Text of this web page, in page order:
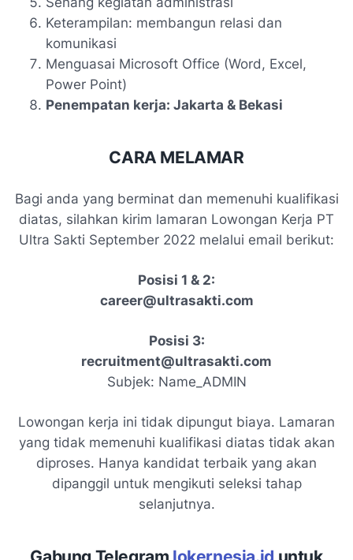
Keterampilan: membangun relasi dan
komunikasi
Menguasai Microsoft Office (Word, Excel,
Power Point)
Penempatan kerja: Jakarta & Bekasi
CARA MELAMAR
Bagi anda yang berminat dan memenuhi kualifikasi
diatas, silahkan kirim lamaran Lowongan Kerja PT
Ultra Sakti September 2022 melalui email berikut:
Posisi 1 & 2:
career@ultrasakti.com
Posisi 3:
recruitment@ultrasakti.com
Subjek: Name_ADMIN
Lowongan kerja ini tidak dipungut biaya. Lamaran
yang tidak memenuhi kualifikasi diatas tidak akan
diproses. Hanya kandidat terbaik yang akan
dipanggil untuk mengikuti seleksi tahap
selanjutnya.